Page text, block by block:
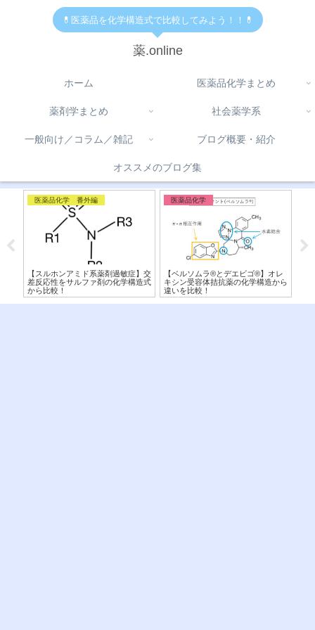
💊医薬品を化学構造式で比較してみよう！！💊
薬.online
ホーム 医薬品化学まとめ
薬剤学まとめ 社会薬学系
一般向け／コラム／雑記 ブログ概要・紹介
オススメのブログ集
医薬品化学 番外編
【スルホンアミド系薬剤過敏症】交
差反応性をサルファ剤の化学構造式
から比較！
医薬品化学
【ベルソムラ®︎とデエビゴ®︎】オレ
キシン受容体拮抗薬の化学構造から
違いを比較！